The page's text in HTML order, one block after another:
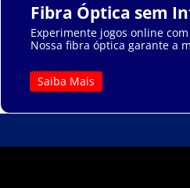
Fibra Óptica sem
Experimente jogos online
Nossa fibra óptica garante a
Saiba Mais